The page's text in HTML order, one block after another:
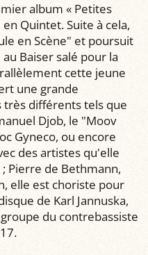
album « Petites
Quintet. Suite à cela,
en Scène" et poursuit
Baiser salé pour la
cette jeune
une grande
différents tels que
Djob, le "Moov
Gyneco, ou encore
des artistes qu'elle
Pierre de Bethmann,
elle est choriste pour
de Karl Jannuska,
du contrebassiste